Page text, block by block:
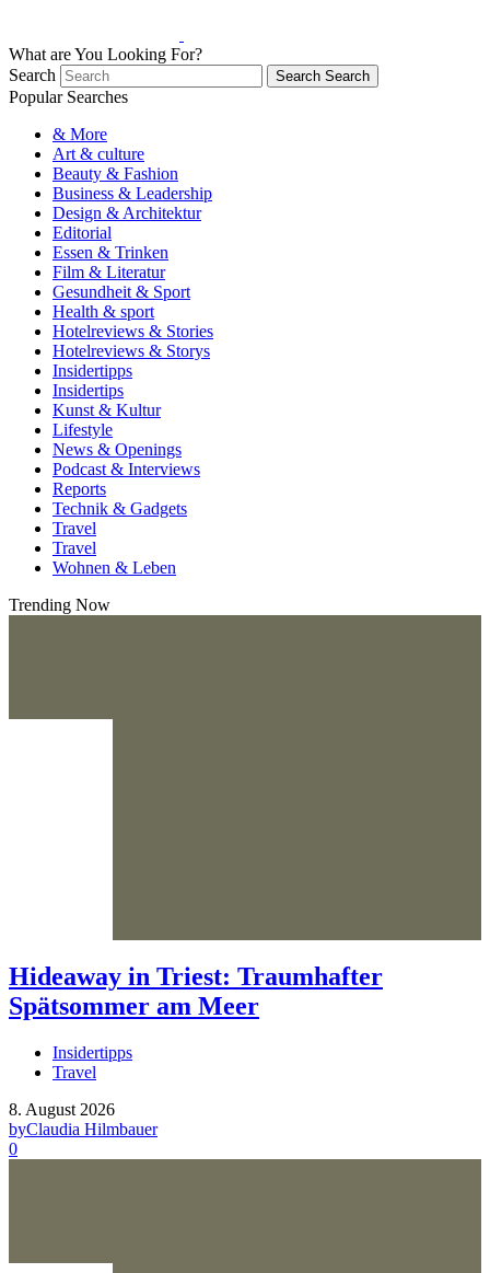
What are You Looking For?
Search
Search Search
Popular Searches
& More
Art & culture
Beauty & Fashion
Business & Leadership
Design & Architektur
Editorial
Essen & Trinken
Film & Literatur
Gesundheit & Sport
Health & sport
Hotelreviews & Stories
Hotelreviews & Storys
Insidertipps
Insidertips
Kunst & Kultur
Lifestyle
News & Openings
Podcast & Interviews
Reports
Technik & Gadgets
Travel
Travel
Wohnen & Leben
Trending Now
Hideaway in Triest: Traumhafter
Spätsommer am Meer
Insidertipps
Travel
8. August 2026
byClaudia Hilmbauer
0